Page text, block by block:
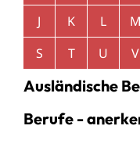
J
K L M
S
T U V
Ausländische
Berufe -